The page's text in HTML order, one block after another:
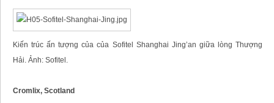
Kiến trúc ấn tượng của của Sofitel Shanghai Jing’an giữa lòng Thượng
Hải. Ảnh: Sofitel.
Cromlix, Scotland